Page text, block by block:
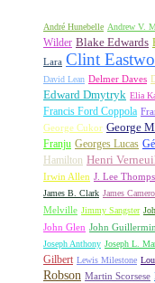
André Hunebelle Andrew V.
Wilder Blake Edwards
Lara Clint
David Lean Delmer Daves
Edward Dmytryk Elia
Francis Ford Coppola
George Cukor George
Franju Georges Lucas
Hamilton Henri
Irwin Allen J. Lee
James B. Clark James
Melville Jimmy Sangster
John Glen John Guillermin
Joseph Anthony Joseph L.
Gilbert Lewis Milestone
Robson Martin Scorsese